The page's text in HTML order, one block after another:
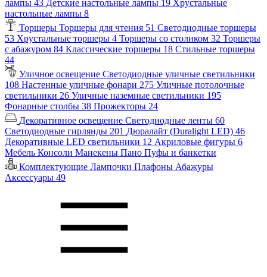
лампы 43 Детские настольные лампы 19 Хрустальные
настольные лампы 8
Торшеры Торшеры для чтения 51 Светодиодные торшеры
53 Хрустальные торшеры 4 Торшеры со столиком 32 Торшеры
с абажуром 84 Классические торшеры 18 Стильные торшеры
44
Уличное освещение Светодиодные уличные светильники
108 Настенные уличные фонари 275 Уличные потолочные
светильники 26 Уличные наземные светильники 195
Фонарные столбы 38 Прожекторы 24
Декоративное освещение Светодиодные ленты 60
Светодиодные гирлянды 201 Дюралайт (Duralight LED) 46
Декоративные LED светильники 12 Акриловые фигуры 6
Мебель Консоли Манекены Пано Пуфы и банкетки
Комплектующие Лампочки Плафоны Абажуры
Аксессуары 49